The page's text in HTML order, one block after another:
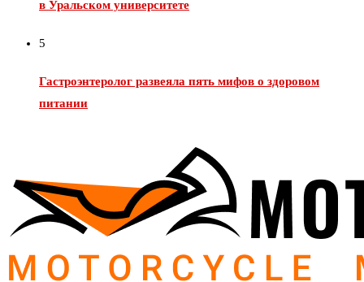
в Уральском университете
5
Гастроэнтеролог развеяла пять мифов о здоровом
питании